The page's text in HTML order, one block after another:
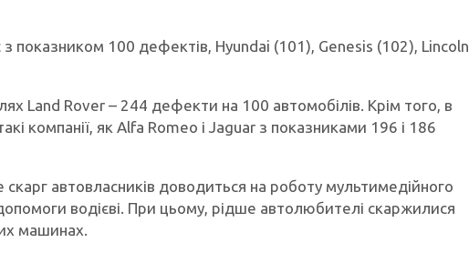
показником 100 дефектів, Hyundai (101), Genesis (102), Lincoln
Land Rover – 244 дефекти на 100 автомобілів. Крім того, в
компанії, як Alfa Romeo і Jaguar з показниками 196 і 186
автовласників доводиться на роботу мультимедійного
водієві. При цьому, рідше автолюбителі скаржилися
машинах.